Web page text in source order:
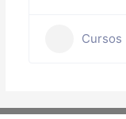
Cursos